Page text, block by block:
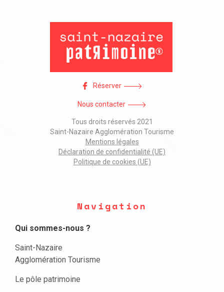
Réserver
Nous contacter
Tous droits réservés 2021
Saint-Nazaire Agglomération Tourisme
Mentions légales
Déclaration de confidentialité (UE)
Politique de cookies (UE)
Navigation
Qui sommes-nous ?
Saint-Nazaire
Agglomération Tourisme
Le pôle patrimoine